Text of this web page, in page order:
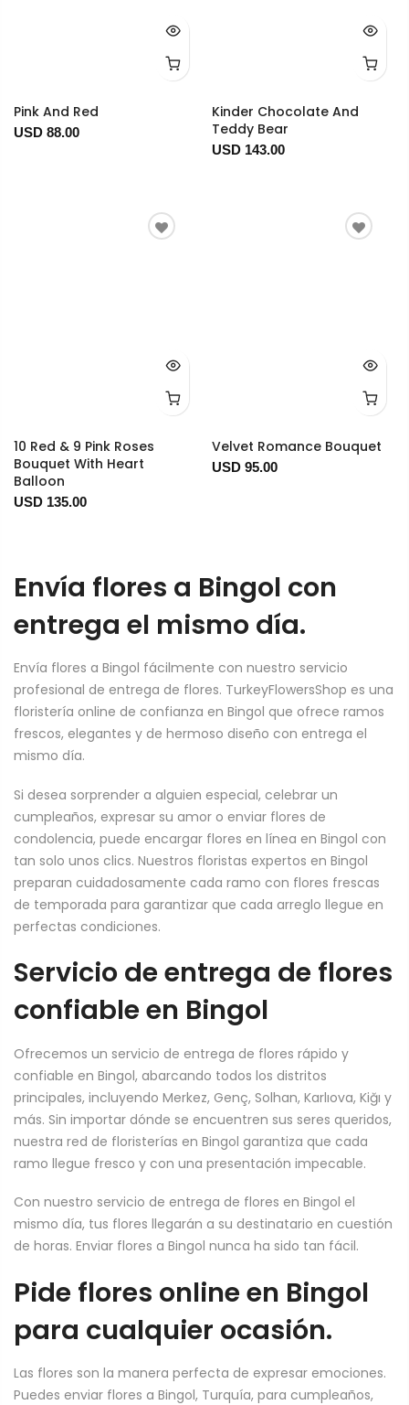
Pink And Red
USD 88.00
Kinder Chocolate And
Teddy Bear
USD 143.00
10 Red & 9 Pink Roses
Bouquet With Heart
Balloon
USD 135.00
Velvet Romance Bouquet
USD 95.00
Envía flores a Bingol con
entrega el mismo día.
Envía flores a Bingol fácilmente con nuestro servicio
profesional de entrega de flores. TurkeyFlowersShop es una
floristería online de confianza en Bingol que ofrece ramos
frescos, elegantes y de hermoso diseño con entrega el
mismo día.
Si desea sorprender a alguien especial, celebrar un
cumpleaños, expresar su amor o enviar flores de
condolencia, puede encargar flores en línea en Bingol con
tan solo unos clics. Nuestros floristas expertos en Bingol
preparan cuidadosamente cada ramo con flores frescas
de temporada para garantizar que cada arreglo llegue en
perfectas condiciones.
Servicio de entrega de flores
confiable en Bingol
Ofrecemos un servicio de entrega de flores rápido y
confiable en Bingol, abarcando todos los distritos
principales, incluyendo Merkez, Genç, Solhan, Karlıova, Kiğı y
más. Sin importar dónde se encuentren sus seres queridos,
nuestra red de floristerías en Bingol garantiza que cada
ramo llegue fresco y con una presentación impecable.
Con nuestro servicio de entrega de flores en Bingol el
mismo día, tus flores llegarán a su destinatario en cuestión
de horas. Enviar flores a Bingol nunca ha sido tan fácil.
Pide flores online en Bingol
para cualquier ocasión.
Las flores son la manera perfecta de expresar emociones.
Puedes enviar flores a Bingol, Turquía, para cumpleaños,